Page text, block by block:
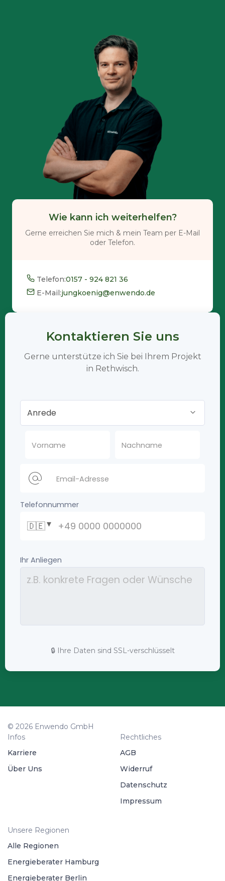
Wie kann ich weiterhelfen?
Gerne erreichen Sie mich & mein Team per E-Mail
oder Telefon.
Telefon:0157 - 924 821 36
E-Mail:jungkoenig@enwendo.de
Kontaktieren Sie uns
Gerne unterstütze ich Sie bei Ihrem Projekt
in Rethwisch.
🔒 Ihre Daten sind SSL-verschlüsselt
© 2026 Enwendo GmbH
Infos
Karriere
Über Uns
Rechtliches
AGB
Widerruf
Datenschutz
Impressum
Unsere Regionen
Alle Regionen
Energieberater Hamburg
Energieberater Berlin